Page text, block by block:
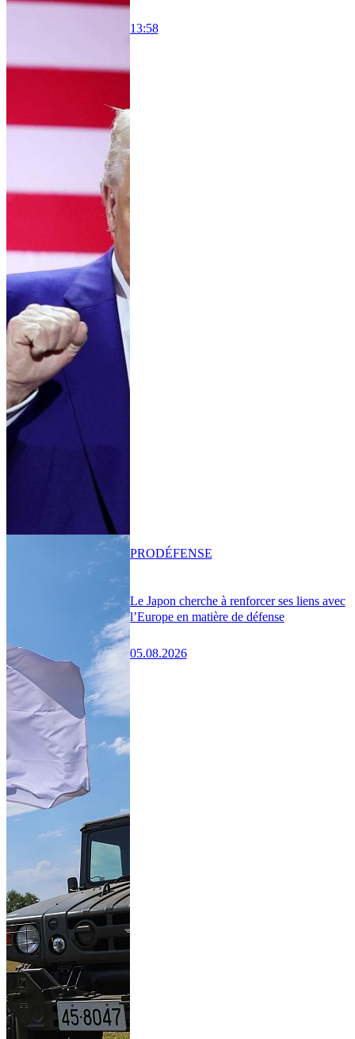
13:58
Le Japon cherche à renforcer ses liens avec
l’Europe en matière de défense
05.08.2026
PRODÉFENSE